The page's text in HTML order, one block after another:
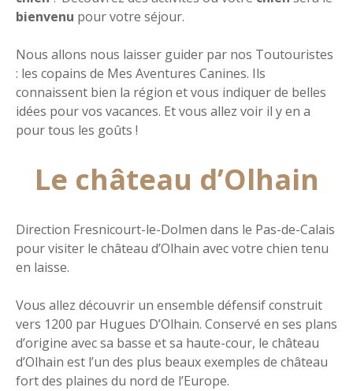
bienvenu pour votre séjour.
Nous allons nous laisser guider par nos Toutouristes
: les copains de Mes Aventures Canines. Ils
connaissent bien la région et vous indiquer de belles
idées pour vos vacances. Et vous allez voir il y en a
pour tous les goûts !
Le château d’Olhain
Direction Fresnicourt-le-Dolmen dans le Pas-de-Calais
pour visiter le château d’Olhain avec votre chien tenu
en laisse.
Vous allez découvrir un ensemble défensif construit
vers 1200 par Hugues D’Olhain. Conservé en ses plans
d’origine avec sa basse et sa haute-cour, le château
d’Olhain est l’un des plus beaux exemples de château
fort des plaines du nord de l’Europe.